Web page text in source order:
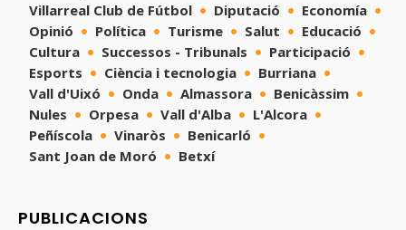
Villarreal Club de Fútbol
Diputació
Economía
Opinió
Política Turisme Salut
Educació
Cultura
Successos - Tribunals
Participació
Esports
Ciència i tecnologia
Burriana
Vall d'Uixó
Onda Almassora
Benicàssim
Nules
Orpesa Vall d'Alba
L'Alcora
Peñíscola
Vinaròs
Benicarló
Sant Joan de Moró
Betxí
PUBLICACIONS